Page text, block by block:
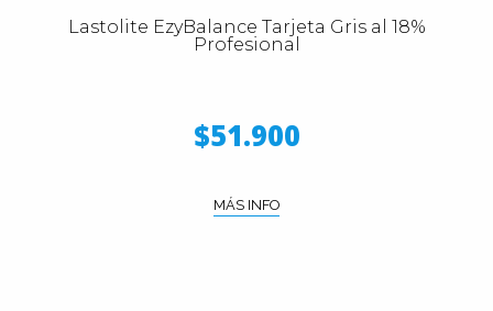
Lastolite EzyBalance Tarjeta Gris al 18%
Profesional
$51.900
MÁS INFO